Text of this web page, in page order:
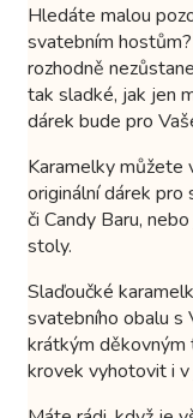
Hledáte malou
svatebním
rozhodně
tak sladké, jak jen
dárek bude pro
Karamelky můžete
originální dárek pro
či Candy Baru,
stoly.
Slaďoučké
svatebního obalu s
krátkým děkovným
krovek vyhotovit i v